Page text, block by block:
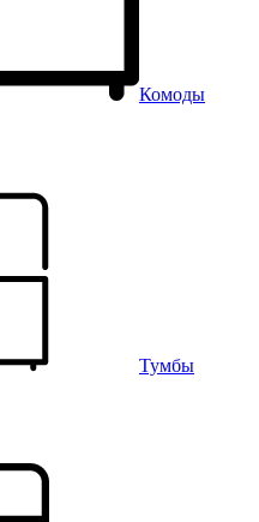
Комоды
Тумбы